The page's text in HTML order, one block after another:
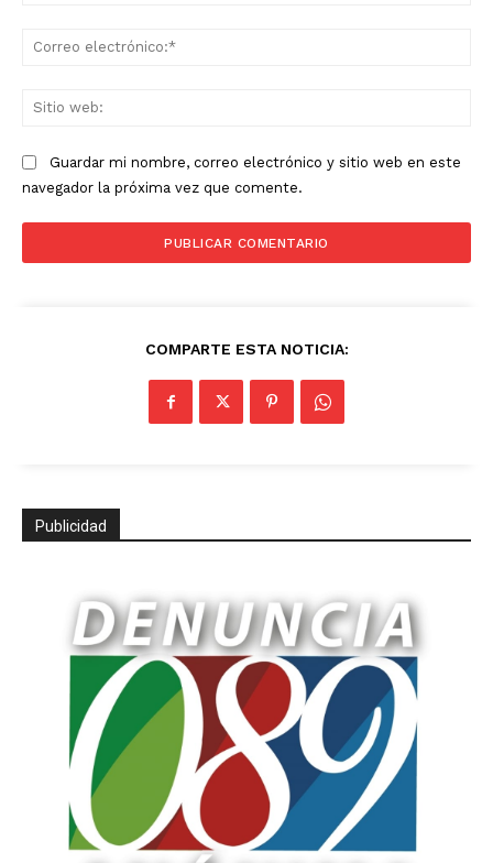
Guardar mi nombre, correo electrónico y sitio web en este
navegador la próxima vez que comente.
COMPARTE ESTA NOTICIA:
Publicidad